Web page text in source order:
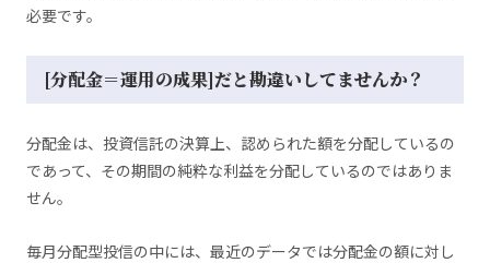
必要です。
[分配金＝運用の成果]だと勘違いしてませんか？
分配金は、投資信託の決算上、認められた額を分配しているの
であって、その期間の純粋な利益を分配しているのではありま
せん。
毎月分配型投信の中には、最近のデータでは分配金の額に対し